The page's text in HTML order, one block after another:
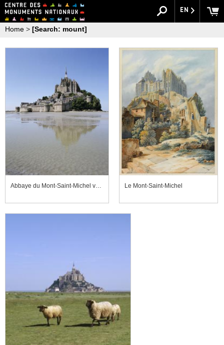
EN
Home > [Search: mount]
Abbaye du Mont-Saint-Michel vue du nord-est depuis la grève Le Mont-Saint-Michel